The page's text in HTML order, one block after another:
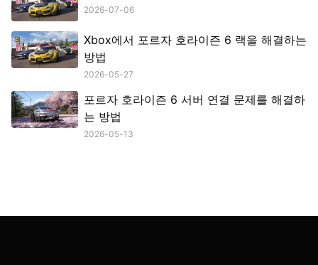
2026-07-06
Xbox에서 포르자 호라이즌 6 랙을 해결하는
방법
2026-05-27
포르자 호라이즌 6 서버 연결 문제를 해결하
는 방법
2026-05-13